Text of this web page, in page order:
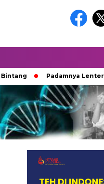
Padamnya Lentera Malam